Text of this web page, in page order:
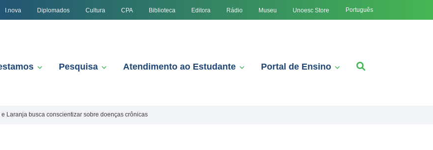
I.nova Diplomados Cultura CPA Biblioteca Editora Rádio Museu Unoesc Store Português
Pesquisa Atendimento ao Estudante Portal de Ensino
Laranja busca conscientizar sobre doenças crônicas